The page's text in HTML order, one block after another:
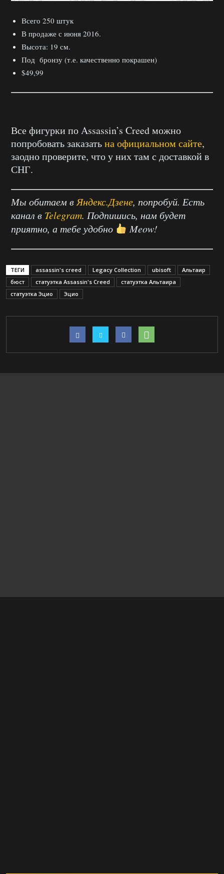
Всего 250 штук
В продаже с июня 2016.
Высота: 19 см.
Под бронзу (т.е. качественно покрашен)
$49,99
Все фигурки по Assassin’s Creed можно
попробовать заказатьна официальном сайте,
заодно проверите, что у них там с доставкой в
СНГ.
Мы обитаем в Яндекс.Дзене, попробуй. Есть
канал в Telegram. Подпишись, нам будет
приятно, а тебе удобно
Meow!
ТЕГИ assassin's creed Legacy Collection ubisoft
Альтаир
бюст
статуэтка Assassin's Creed
статуэтка Альтаира
статуэтка Эцио
Эцио